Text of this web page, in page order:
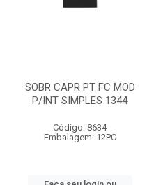
SOBR CAPR PT FC MOD
P/INT SIMPLES 1344
Código: 8634
Embalagem: 12PC